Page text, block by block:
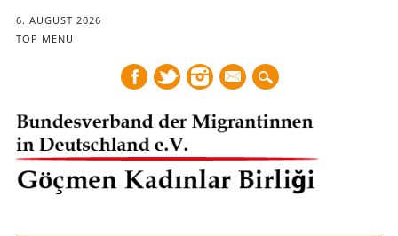
6. AUGUST 2026
TOP MENU
mail